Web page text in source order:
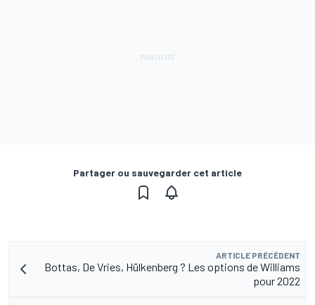
Partager ou sauvegarder cet article
ARTICLE PRÉCÉDENT
Bottas, De Vries, Hülkenberg ? Les options de Williams
pour 2022